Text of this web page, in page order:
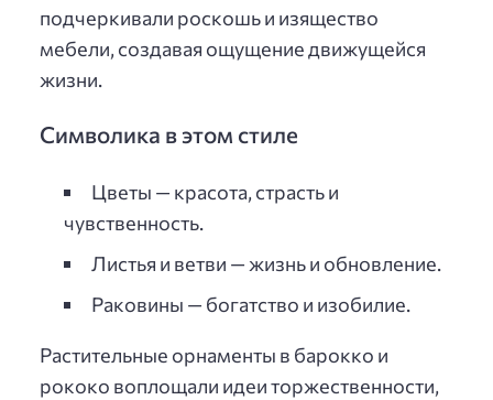
подчеркивали роскошь и изящество
мебели, создавая ощущение движущейся
жизни.
Символика в этом стиле
Цветы — красота, страсть и
чувственность.
Листья и ветви — жизнь и обновление.
Раковины — богатство и изобилие.
Растительные орнаменты в барокко и
рококо воплощали идеи торжественности,